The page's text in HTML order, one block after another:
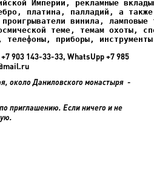
телефоны, приборы,
903 143-33-33, WhatsUpp +7 985
около Даниловского монастыря -
приглашению. Если ничего и не